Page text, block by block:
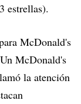
estrellas).
McDonald's
McDonald's
la atención